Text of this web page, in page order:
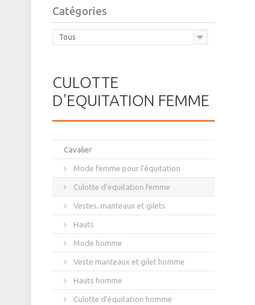
Catégories
Tous
CULOTTE
D'EQUITATION FEMME
Cavalier
Mode femme pour l'équitation
Culotte d'equitation femme
Vestes, manteaux et gilets
Hauts
Mode homme
Veste manteaux et gilet homme
Hauts homme
Culotte d'équitation homme